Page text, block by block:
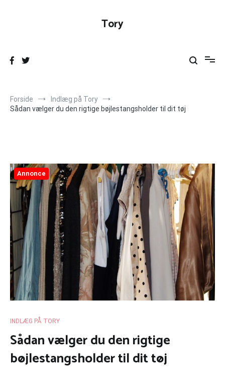
Tory
Forside
Indlæg på Tory
Sådan vælger du den rigtige bøjlestangsholder til dit tøj
Annonce
INDLÆG PÅ TORY
Sådan vælger du den rigtige
bøjlestangsholder til dit tøj